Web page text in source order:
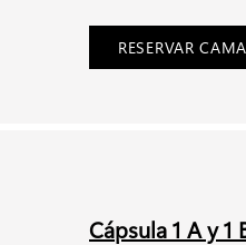
RESERVAR
Cápsula 1 A y 1